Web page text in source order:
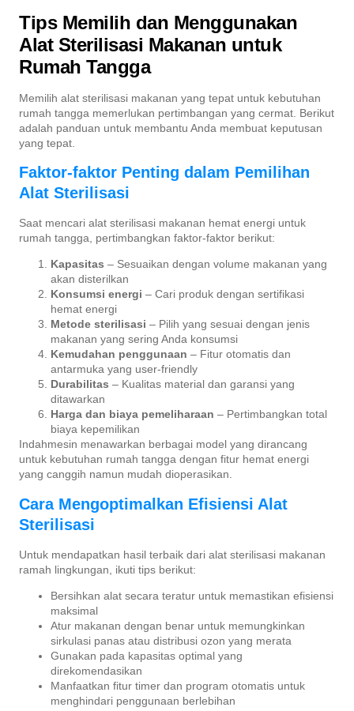
Tips Memilih dan Menggunakan
Alat Sterilisasi Makanan untuk
Rumah Tangga
Memilih alat sterilisasi makanan yang tepat untuk kebutuhan
rumah tangga memerlukan pertimbangan yang cermat. Berikut
adalah panduan untuk membantu Anda membuat keputusan
yang tepat.
Faktor-faktor Penting dalam Pemilihan
Alat Sterilisasi
Saat mencari alat sterilisasi makanan hemat energi untuk
rumah tangga, pertimbangkan faktor-faktor berikut:
Kapasitas – Sesuaikan dengan volume makanan yang
akan disterilkan
Konsumsi energi – Cari produk dengan sertifikasi
hemat energi
Metode sterilisasi – Pilih yang sesuai dengan jenis
makanan yang sering Anda konsumsi
Kemudahan penggunaan – Fitur otomatis dan
antarmuka yang user-friendly
Durabilitas – Kualitas material dan garansi yang
ditawarkan
Harga dan biaya pemeliharaan – Pertimbangkan total
biaya kepemilikan
Indahmesin menawarkan berbagai model yang dirancang
untuk kebutuhan rumah tangga dengan fitur hemat energi
yang canggih namun mudah dioperasikan.
Cara Mengoptimalkan Efisiensi Alat
Sterilisasi
Untuk mendapatkan hasil terbaik dari alat sterilisasi makanan
ramah lingkungan, ikuti tips berikut:
Bersihkan alat secara teratur untuk memastikan efisiensi
maksimal
Atur makanan dengan benar untuk memungkinkan
sirkulasi panas atau distribusi ozon yang merata
Gunakan pada kapasitas optimal yang
direkomendasikan
Manfaatkan fitur timer dan program otomatis untuk
menghindari penggunaan berlebihan